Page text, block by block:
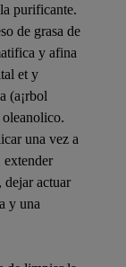
purificante.
de grasa de
y afina
et y
(a¡rbol
una vez a
extender
dejar actuar
y una